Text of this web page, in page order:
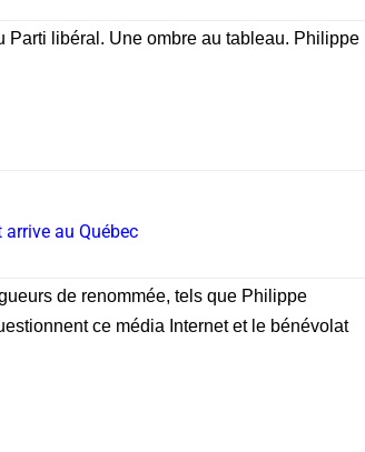
Parti libéral. Une ombre au tableau. Philippe
au Québec
de renommée, tels que Philippe
ce média Internet et le bénévolat